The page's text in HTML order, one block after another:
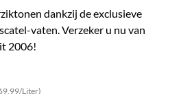
dankzij de exclusieve
vaten. Verzeker u nu van
2006!
Liter)